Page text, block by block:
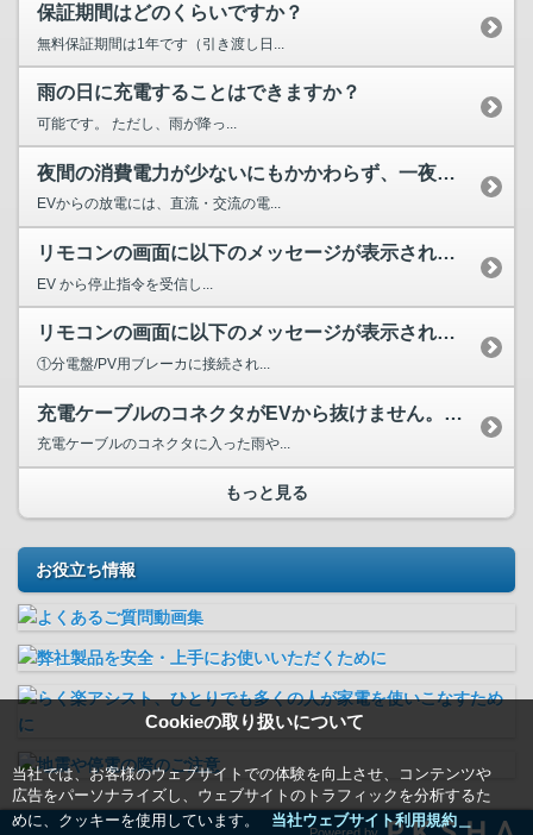
Cookieの取り扱いについて
当社では、お客様のウェブサイトでの体験を向上させ、コンテンツや
広告をパーソナライズし、ウェブサイトのトラフィックを分析するた
めに、クッキーを使用しています。
当社ウェブサイト利用規約＿
保証期間はどのくらいですか？
無料保証期間は1年です（引き渡し日...
雨の日に充電することはできますか？
可能です。 ただし、雨が降っ...
夜間の消費電力が少ないにもかかわらず、一夜で放電下限まで放...
EVからの放電には、直流・交流の電...
リモコンの画面に以下のメッセージが表示され運転できない。 ...
EV から停止指令を受信し...
リモコンの画面に以下のメッセージが表示され停止する。 「...
①分電盤/PV用ブレーカに接続され...
充電ケーブルのコネクタがEVから抜けません。 （冬季）
充電ケーブルのコネクタに入った雨や...
もっと見る
お役立ち情報